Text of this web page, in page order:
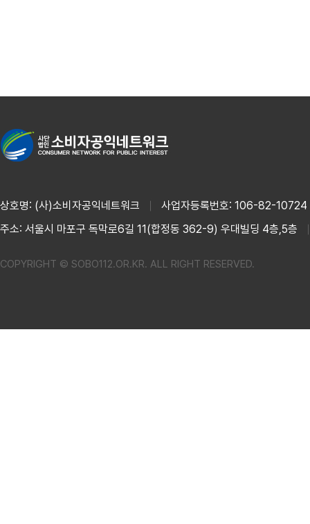
상호명: (사)소비자공익네트워크
사업자등록번호: 106-82-10724
주소: 서울시 마포구 독막로6길 11(합정동 362-9) 우대빌딩 4층,5층
COPYRIGHT © SOBO112.OR.KR. ALL RIGHT RESERVED.